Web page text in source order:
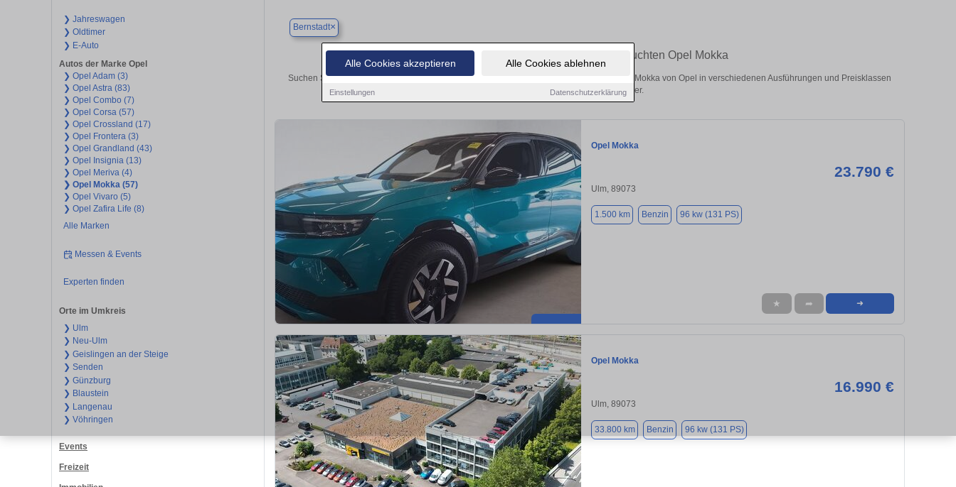
Alle Cookies akzeptieren Alle Cookies ablehnen
Einstellungen Datenschutzerklärung
❯ Jahreswagen
❯ Oldtimer
❯ E-Auto
Autos der Marke Opel
❯ Opel Adam (3)
❯ Opel Astra (83)
❯ Opel Combo (7)
❯ Opel Corsa (57)
❯ Opel Crossland (17)
❯ Opel Frontera (3)
❯ Opel Grandland (43)
❯ Opel Insignia (13)
❯ Opel Meriva (4)
❯ Opel Mokka (57)
❯ Opel Vivaro (5)
❯ Opel Zafira Life (8)
Alle Marken
Messen & Events
Experten finden
Orte im Umkreis
❯ Ulm
❯ Neu-Ulm
❯ Geislingen an der Steige
❯ Senden
❯ Günzburg
❯ Blaustein
❯ Langenau
❯ Vöhringen
Events
Freizeit
Bernstadt×
Finden Sie in Bernstadt Ihren gebrauchten Opel Mokka
Suchen Sie in Bernstadt einen Opel Mokka Gebrauchtwagen? Entdecken Sie gebrauchte Mokka von Opel in verschiedenen Ausführungen und Preisklassen
von privat und vom Händler.
Opel Mokka
23.790 €
Ulm, 89073
1.500 km Benzin 96 kw (131 PS)
★ ➦ ➜
Opel Mokka
16.990 €
Ulm, 89073
33.800 km Benzin 96 kw (131 PS)